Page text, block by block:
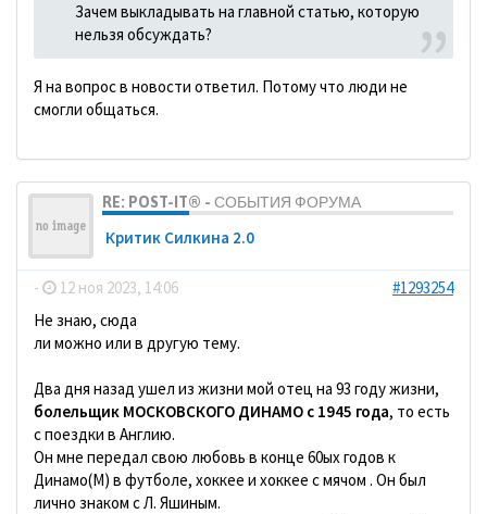
Зачем выкладывать на главной статью, которую
нельзя обсуждать?
Я на вопрос в новости ответил. Потому что люди не
смогли общаться.
RE: POST-IT® - СОБЫТИЯ ФОРУМА
Критик Силкина 2.0
- 12 ноя 2023, 14:06
#1293254
Не знаю, сюда
ли можно или в другую тему.
Два дня назад ушел из жизни мой отец на 93 году жизни,
болельщик МОСКОВСКОГО ДИНАМО с 1945 года, то есть
с поездки в Англию.
Он мне передал свою любовь в конце 60ых годов к
Динамо(М) в футболе, хоккее и хоккее с мячом . Он был
лично знаком с Л. Яшиным.